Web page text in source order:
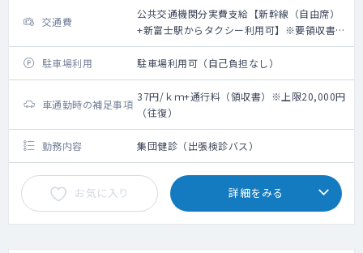
交通費
公共交通機関分実費支給【新幹線（自由席）
+新富士駅からタクシー利用可】※要領収書・
上限20,000円（往復）
駐車場利用
駐車場利用可（自己負担なし）
車通勤時の補足事項
37円/ｋｍ+通行料（領収書）※上限20,000円
（往復）
勤務内容 集団健診（出張検診バス）
お気に入り 詳細をみる